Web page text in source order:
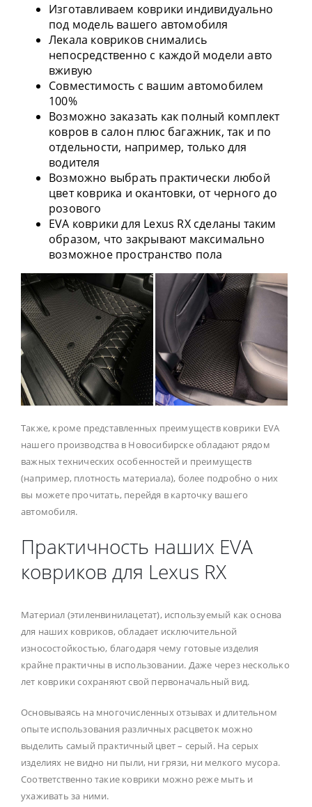
Изготавливаем коврики индивидуально
под модель вашего автомобиля
Лекала ковриков снимались
непосредственно с каждой модели авто
вживую
Совместимость с вашим автомобилем
100%
Возможно заказать как полный комплект
ковров в салон плюс багажник, так и по
отдельности, например, только для
водителя
Возможно выбрать практически любой
цвет коврика и окантовки, от черного до
розового
EVA коврики для Lexus RX сделаны таким
образом, что закрывают максимально
возможное пространство пола
Также, кроме представленных преимуществ коврики EVA
нашего производства в Новосибирске обладают рядом
важных технических особенностей и преимуществ
(например, плотность материала), более подробно о них
вы можете прочитать, перейдя в карточку вашего
автомобиля.
Практичность наших EVA
ковриков для Lexus RX
Материал (этиленвинилацетат), используемый как основа
для наших ковриков, обладает исключительной
износостойкостью, благодаря чему готовые изделия
крайне практичны в использовании. Даже через несколько
лет коврики сохраняют свой первоначальный вид.
Основываясь на многочисленных отзывах и длительном
опыте использования различных расцветок можно
выделить самый практичный цвет – серый. На серых
изделиях не видно ни пыли, ни грязи, ни мелкого мусора.
Соответственно такие коврики можно реже мыть и
ухаживать за ними.